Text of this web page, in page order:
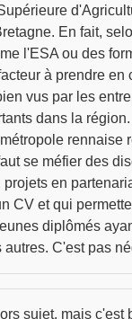
En fait,
l'ESA ou des
à prendre en
vus par les
dans la
rennaise
se méfier des
en
CV et qui
diplômés
C'est pas
sujet, mais c'est